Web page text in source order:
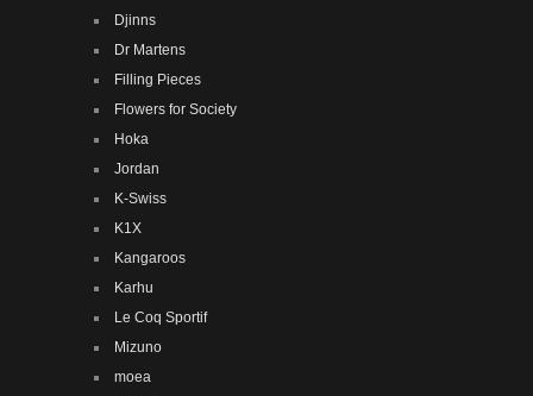
Djinns
Dr Martens
Filling Pieces
Flowers for Society
Hoka
Jordan
K-Swiss
K1X
Kangaroos
Karhu
Le Coq Sportif
Mizuno
moea